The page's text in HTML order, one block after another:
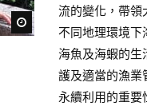
Watch Later
流的變化，帶領
不同地理環境下
海魚及海蝦的
護及適當的漁業
永續利用的重要